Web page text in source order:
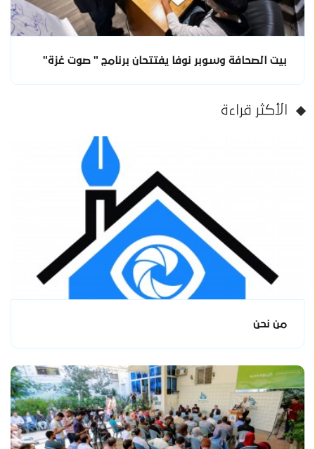
بيت الصحافة وسوبر نوفا يفتتحان برنامج " صوت غزة"
الأكثر قراءة
من نحن